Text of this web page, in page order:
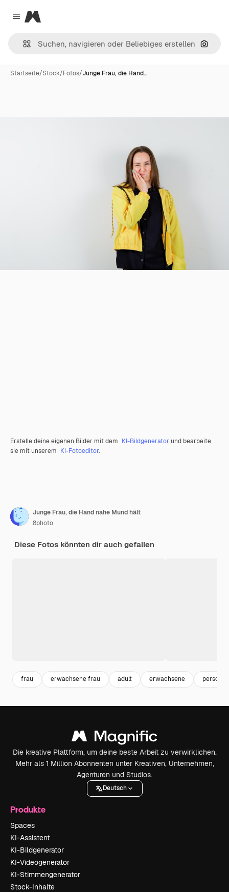
Close menu
Magnific
Nach
Startseite/Stock/Fotos/Junge Frau, die Hand…
Erstelle deine eigenen Bilder mit dem KI-Bildgenerator und bearbeite
sie mit unserem KI-Fotoeditor.
Junge Frau, die Hand nahe Mund hält
8photo
Diese Fotos könnten dir auch gefallen
frau erwachsene frau adult erwachsene person
Die kreative Plattform, um deine beste Arbeit zu verwirklichen.
Mehr als 1 Million Abonnenten unter Kreativen, Unternehmen,
Agenturen und Studios.
Deutsch
Produkte
Spaces
KI-Assistent
KI-Bildgenerator
KI-Videogenerator
KI-Stimmengenerator
Stock-Inhalte